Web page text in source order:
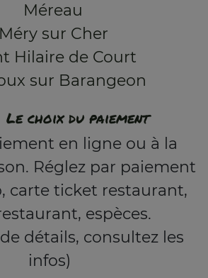
Méreau
Méry sur Cher
Hilaire de Court
sur Barangeon
Le choix du paiement
en ligne ou à la
Réglez par paiement
carte ticket restaurant,
espèces.
détails, consultez les
infos)